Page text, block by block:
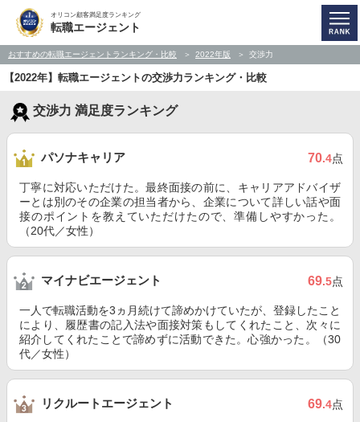
オリコン顧客満足度ランキング
転職エージェント
おすすめの転職エージェントランキング・比較 2022年版 交渉力
【2022年】転職エージェントの交渉力ランキング・比較
交渉力 満足度ランキング
パソナキャリア 70.4点
丁寧に対応いただけた。最終面接の前に、キャリアアドバイザ
ーとは別のその企業の担当者から、企業について詳しい話や面
接のポイントを教えていただけたので、準備しやすかった。
（20代／女性）
マイナビエージェント 69.5点
一人で転職活動を3ヵ月続けて諦めかけていたが、登録したこと
により、履歴書の記入法や面接対策もしてくれたこと、次々に
紹介してくれたことで諦めずに活動できた。心強かった。（30
代／女性）
リクルートエージェント 69.4点